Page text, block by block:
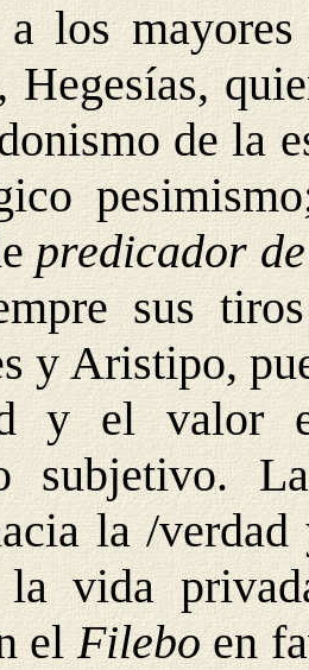
a los
Hegesías,
de la
predicador
sus
y Aristipo,
y el valor
subjetivo.
la /
vida
elFileboen